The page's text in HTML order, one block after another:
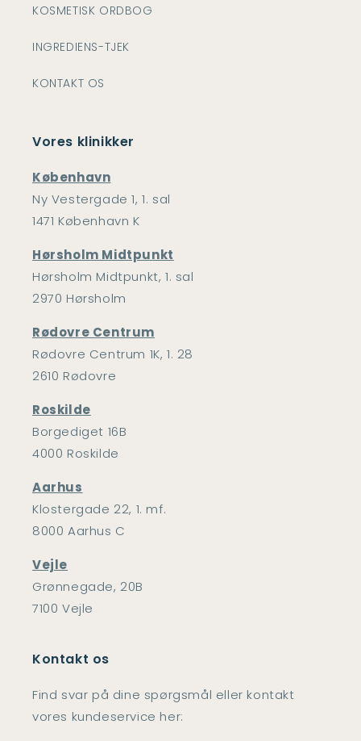
KOSMETISK ORDBOG
INGREDIENS-TJEK
KONTAKT OS
Vores klinikker
København
Ny Vestergade 1, 1. sal
1471 København K
Hørsholm Midtpunkt
Hørsholm Midtpunkt, 1. sal
2970 Hørsholm
Rødovre Centrum
Rødovre Centrum 1K, 1. 28
2610 Rødovre
Roskilde
Borgediget 16B
4000 Roskilde
Aarhus
Klostergade 22, 1. mf.
8000 Aarhus C
Vejle
Grønnegade, 20B
7100 Vejle
Kontakt os
Find svar på dine spørgsmål eller kontakt
vores kundeservice her: